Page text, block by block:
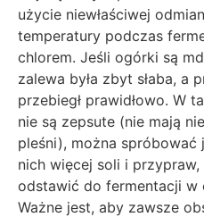
użycie niewłaściwej
temperatury podczas
chlorem. Jeśli ogórki są
zalewa była zbyt słaba, a
przebiegł prawidłowo. W
nie są zepsute (nie mają
pleśni), można spróbować
nich więcej soli i
odstawić do fermentacji w
Ważne jest, aby zawsze